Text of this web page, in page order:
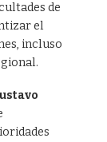
de
el
incluso